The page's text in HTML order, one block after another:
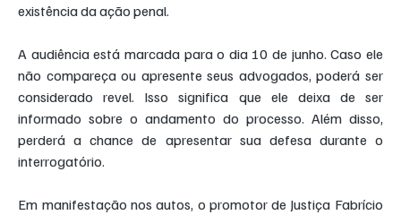
existência da ação penal.
A audiência está marcada para o dia 10 de junho. Caso ele
não compareça ou apresente seus advogados, poderá ser
considerado revel. Isso significa que ele deixa de ser
informado sobre o andamento do processo. Além disso,
perderá a chance de apresentar sua defesa durante o
interrogatório.
Em manifestação nos autos, o promotor de Justiça Fabrício